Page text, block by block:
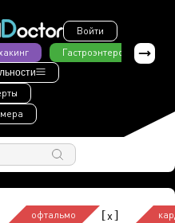
Войти
Гастроэнтерология
офтальмо [x]